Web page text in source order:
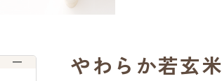
やわらか若玄米